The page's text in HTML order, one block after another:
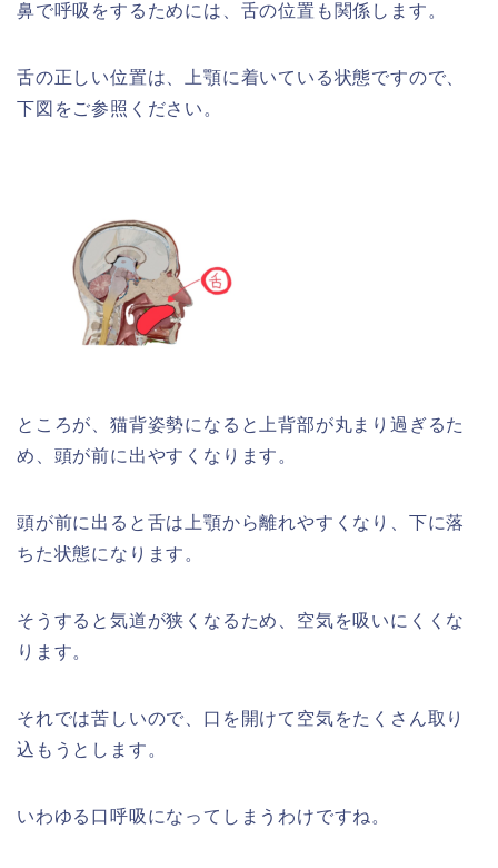
鼻で呼吸をするためには、舌の位置も関係します。
舌の正しい位置は、上顎に着いている状態ですので、
下図をご参照ください。
ところが、猫背姿勢になると上背部が丸まり過ぎるた
め、頭が前に出やすくなります。
頭が前に出ると舌は上顎から離れやすくなり、下に落
ちた状態になります。
そうすると気道が狭くなるため、空気を吸いにくくな
ります。
それでは苦しいので、口を開けて空気をたくさん取り
込もうとします。
いわゆる口呼吸になってしまうわけですね。